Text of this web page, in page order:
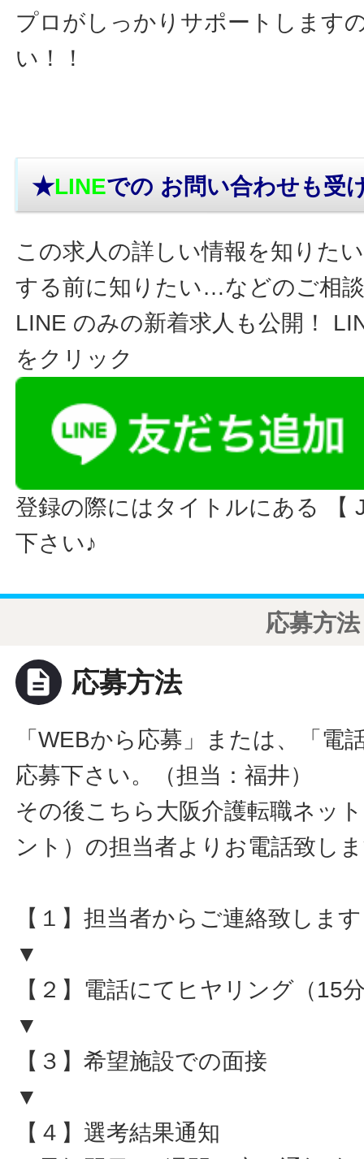
プロがしっかりサポートします
い！！
★LINEでの お問い合わせも受
この求人の詳しい情報を知りた
する前に知りたい…などのご相
LINE のみの新着求人も公開！
をクリック
登録の際にはタイトルにある 【
下さい♪
応募方法
description 応募方法
「WEBから応募」または、「電
応募下さい。（担当：福井）
その後こちら大阪介護転職ネッ
ント）の担当者よりお電話致し
【１】担当者からご連絡致します
▼
【２】電話にてヒヤリング（15
▼
【３】希望施設での面接
▼
【４】選考結果通知